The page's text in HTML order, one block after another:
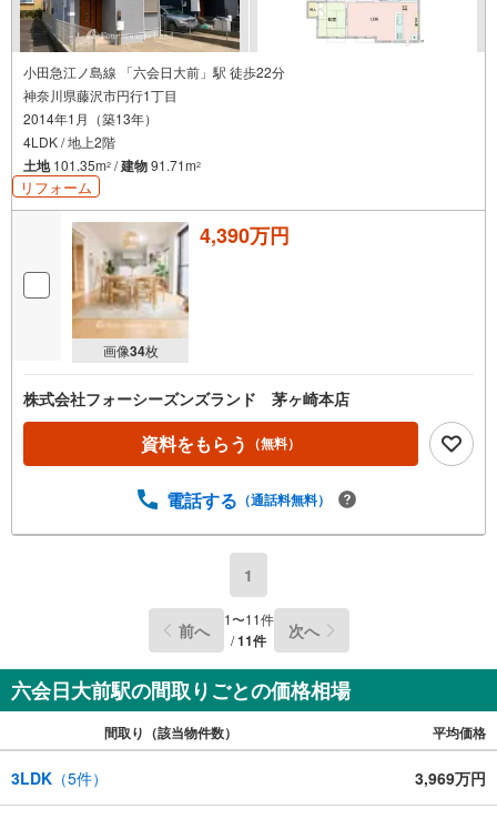
小田急江ノ島線 「六会日大前」駅 徒歩22分
神奈川県藤沢市円行1丁目
2014年1月（築13年）
4LDK / 地上2階
土地101.35m2 /建物91.71m2
リフォーム
画像34枚
4,390万円
株式会社フォーシーズンズランド 茅ヶ崎本店
資料をもらう （無料）
電話する （通話料無料）
1
前へ 1〜11件
/11件 次へ
六会日大前駅の間取りごとの価格相場
間取り（該当物件数） 平均価格
3LDK （5件） 3,969万円